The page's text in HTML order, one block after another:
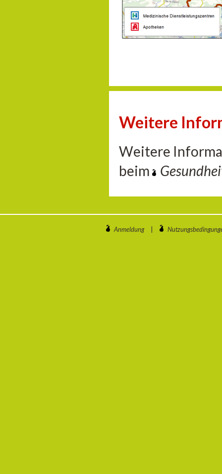
Weitere
Weitere
beim
Anmeldung